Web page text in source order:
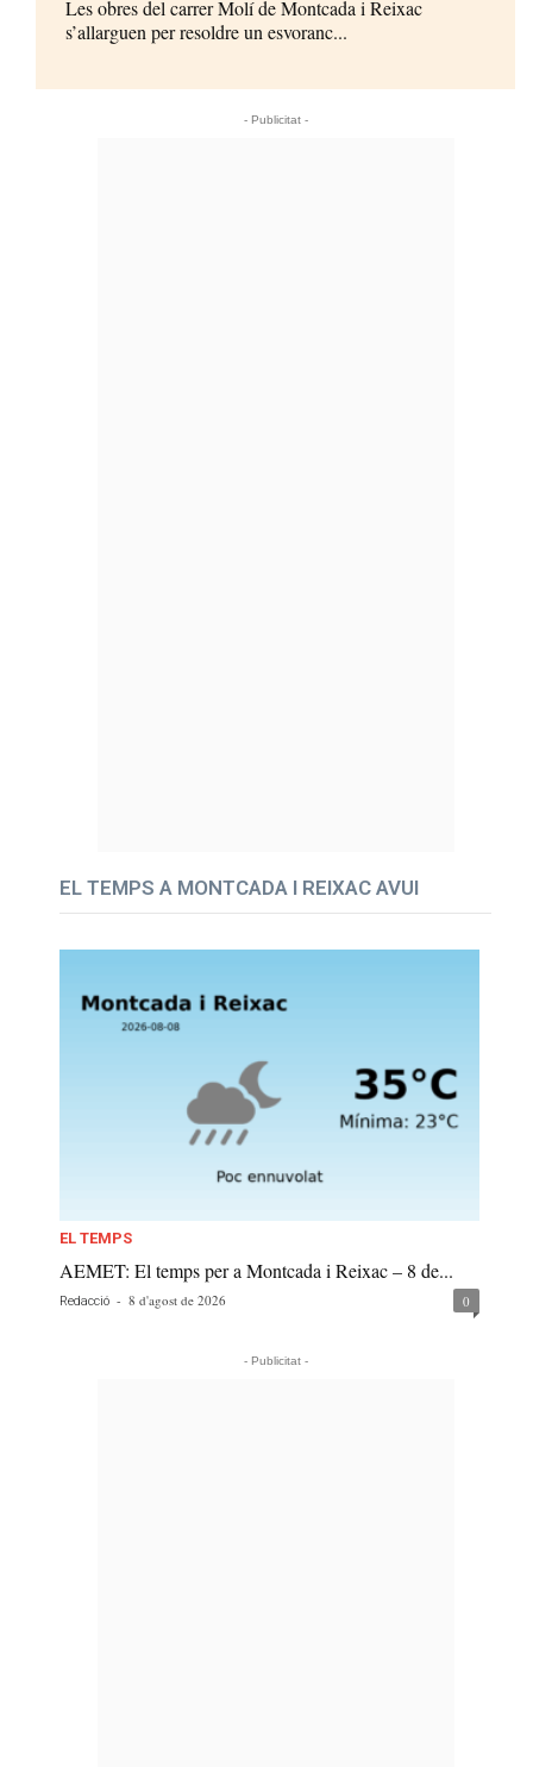
Les obres del carrer Molí de Montcada i Reixac
s’allarguen per resoldre un esvoranc...
- Publicitat -
EL TEMPS A MONTCADA I REIXAC AVUI
EL TEMPS
AEMET: El temps per a Montcada i Reixac – 8 de...
Redacció - 8 d'agost de 2026 0
- Publicitat -